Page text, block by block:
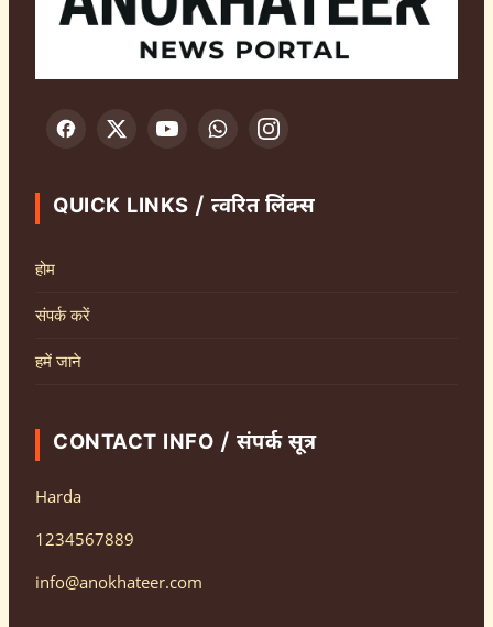
QUICK LINKS / त्वरित लिंक्स
होम
संपर्क करें
हमें जाने
CONTACT INFO / संपर्क सूत्र
Harda
1234567889
info@anokhateer.com